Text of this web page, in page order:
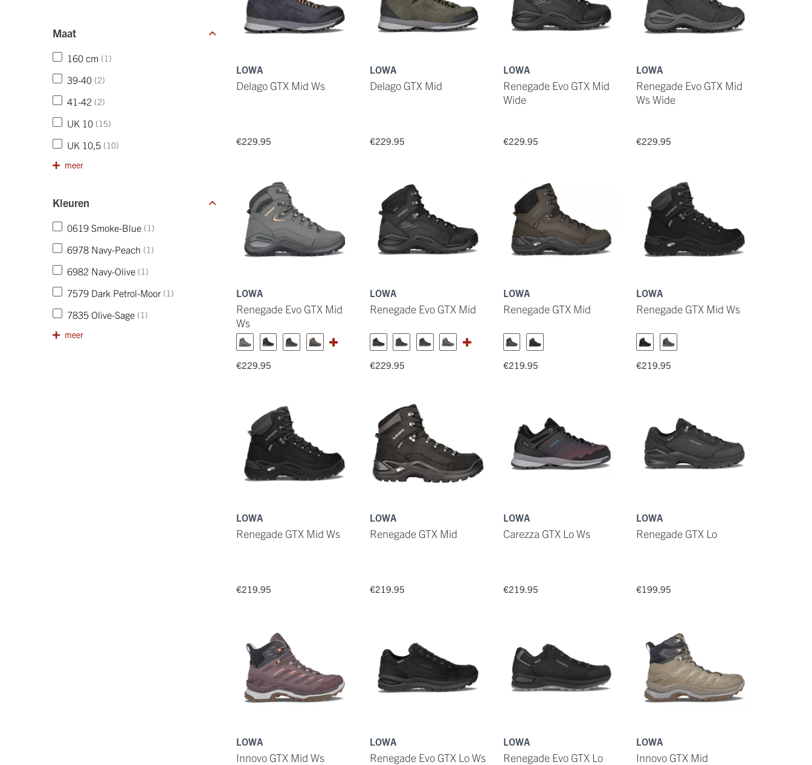
Maat
160 cm (1)
39-40 (2)
41-42 (2)
UK 10 (15)
UK 10,5 (10)
meer
Kleuren
0619 Smoke-Blue (1)
6978 Navy-Peach (1)
6982 Navy-Olive (1)
7579 Dark Petrol-Moor (1)
7835 Olive-Sage (1)
meer
LOWA
Delago GTX Mid Ws
€229.95
LOWA
Delago GTX Mid
€229.95
LOWA
Renegade Evo GTX Mid
Wide
€229.95
LOWA
Renegade Evo GTX Mid
Ws Wide
€229.95
LOWA
Renegade Evo GTX Mid
Ws
€229.95
LOWA
Renegade Evo GTX Mid
€229.95
LOWA
Renegade GTX Mid
€219.95
LOWA
Renegade GTX Mid Ws
€219.95
LOWA
Renegade GTX Mid Ws
€219.95
LOWA
Renegade GTX Mid
€219.95
LOWA
Carezza GTX Lo Ws
€219.95
LOWA
Renegade GTX Lo
€199.95
LOWA
Innovo GTX Mid Ws
LOWA
Renegade Evo GTX Lo Ws
LOWA
Renegade Evo GTX Lo
LOWA
Innovo GTX Mid